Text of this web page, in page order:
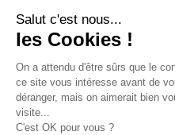
Audits
Informations